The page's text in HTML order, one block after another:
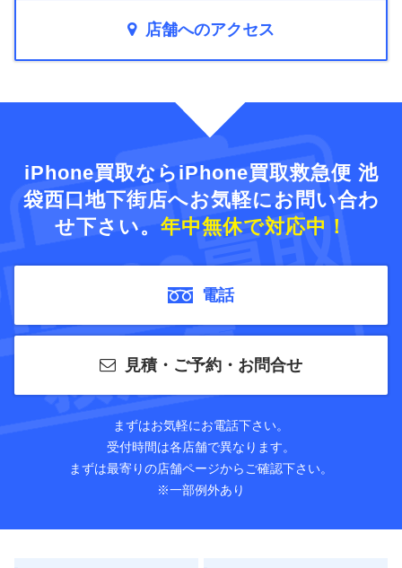
店舗へのアクセス
iPhone買取ならiPhone買取救急便 池
袋西口地下街店へお気軽にお問い合わ
せ下さい。 年中無休で対応中！
電話
見積・ご予約・お問合せ
まずはお気軽にお電話下さい。
受付時間は各店舗で異なります。
まずは最寄りの店舗ページからご確認下さい。
※一部例外あり